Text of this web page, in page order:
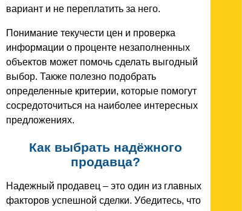
вариант и не переплатить за него.
Понимание текучести цен и проверка
информации о проценте незаполненных
объектов может помочь сделать выгодный
выбор. Также полезно подобрать
определенные критерии, которые помогут
сосредоточиться на наиболее интересных
предложениях.
Как выбрать надёжного
продавца?
Надежный продавец – это один из главных
факторов успешной сделки. Убедитесь, что